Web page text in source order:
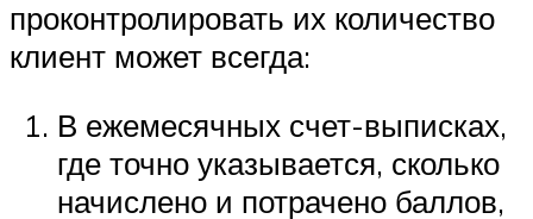
проконтролировать их количество
клиент может всегда:
В ежемесячных счет-выписках,
где точно указывается, сколько
начислено и потрачено баллов,